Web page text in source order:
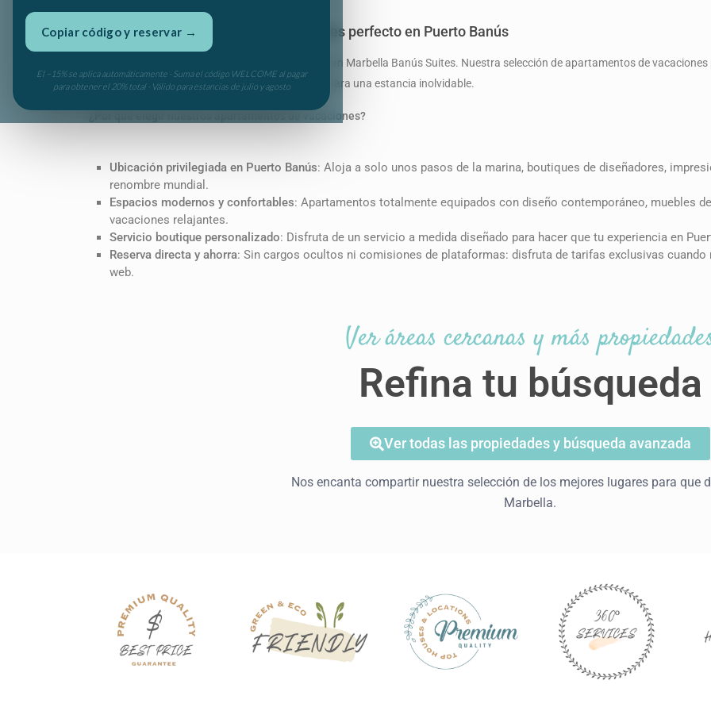
Copiar código y reservar →
El −15% se aplica automáticamente · Suma el código WELCOME al pagar
para obtener el 20% total · Válido para estancias de julio y agosto
Descubre tu apartamento de vacaciones perfecto en Puerto Banús
Escápate al vibrante corazón de la Costa del Sol con Marbella Banús Suites. Nuestra selección de apartamentos de
de confort, conveniencia y ubicación privilegiada para una estancia inolvidable.
¿Por qué elegir nuestros apartamentos de vacaciones?
Ubicación privilegiada en Puerto Banús: Aloja a solo unos pasos de la marina, boutiques de diseñadores,
renombre mundial.
Espacios modernos y confortables: Apartamentos totalmente equipados con diseño contemporáneo, muebles
vacaciones relajantes.
Servicio boutique personalizado: Disfruta de un servicio a medida diseñado para hacer que tu experiencia en
Reserva directa y ahorra: Sin cargos ocultos ni comisiones de plataformas: disfruta de tarifas exclusivas
web.
Ver áreas cercanas y más
Refina tu búsqueda
Ver todas las propiedades y búsqueda avanzada
Nos encanta compartir nuestra selección de los mejores lugares para que
Marbella.